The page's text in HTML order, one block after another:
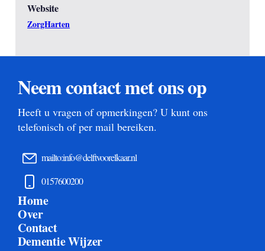
Website
ZorgHarten
Neem contact met ons op
Heeft u vragen of opmerkingen? U kunt ons
telefonisch of per mail bereiken.
mailto:info@delftvoorelkaar.nl
0157600200
Home
Over
Contact
Dementie Wijzer